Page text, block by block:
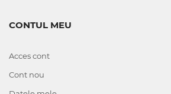
CONTUL MEU
Acces cont
Cont nou